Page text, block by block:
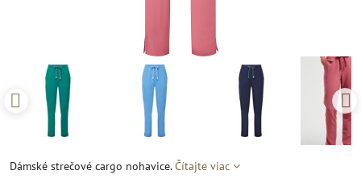
Dámské strečové cargo nohavice.Čítajte viac